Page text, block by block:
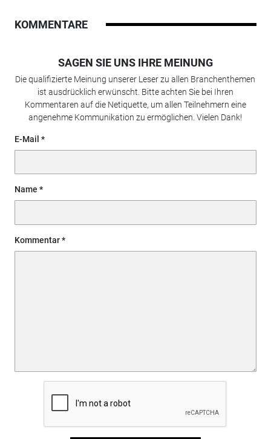
KOMMENTARE
SAGEN SIE UNS IHRE MEINUNG
Die qualifizierte Meinung unserer Leser zu allen Branchenthemen
ist ausdrücklich erwünscht. Bitte achten Sie bei Ihren
Kommentaren auf die Netiquette, um allen Teilnehmern eine
angenehme Kommunikation zu ermöglichen. Vielen Dank!
E-Mail
Name
Kommentar